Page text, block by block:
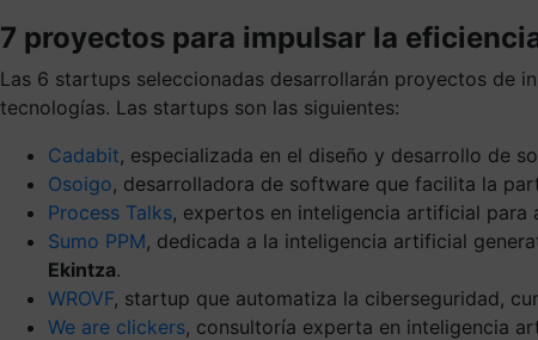
7 proyectos para impulsar la
Las 6 startups seleccionadas desarrollarán proyectos de
tecnologías. Las startups son las siguientes:
Cadabit, especializada en el diseño y desarrollo de
Osoigo, desarrolladora de software que facilita la
Process Talks, expertos en inteligencia artificial
Sumo PPM, dedicada a la inteligencia artificial
Ekintza.
WROVF, startup que automatiza la ciberseguridad,
We are clickers, consultoría experta en inteligencia